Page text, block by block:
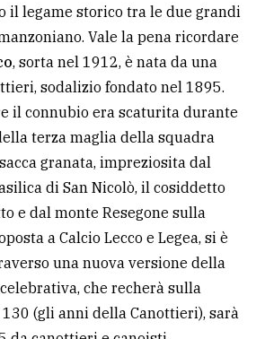
il legame storico tra le due grandi
Vale la pena ricordare
, sorta nel 1912, è nata da una
sodalizio fondato nel 1895.
il connubio era scaturita durante
terza maglia della squadra
granata, impreziosita dal
di San Nicolò, il cosiddetto
e dal monte Resegone sulla
a Calcio Lecco e Legea, si è
una nuova versione della
che recherà sulla
(gli anni della Canottieri), sarà